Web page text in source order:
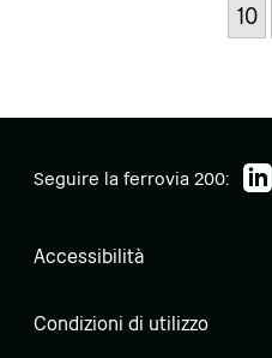
10
Seguire la ferrovia 200:
Accessibilità
Condizioni di utilizzo